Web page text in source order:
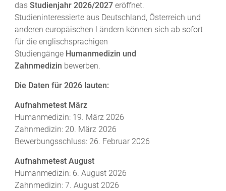
das Studienjahr 2026/2027eröffnet.
Studieninteressierte aus Deutschland, Österreich und
anderen europäischen Ländern können sich ab sofort
für die englischsprachigen
Studiengänge Humanmedizin und
Zahnmedizin bewerben.
Die Daten für 2026 lauten:
Aufnahmetest März
Humanmedizin: 19. März 2026
Zahnmedizin: 20. März 2026
Bewerbungsschluss: 26. Februar 2026
Aufnahmetest August
Humanmedizin: 6. August 2026
Zahnmedizin: 7. August 2026